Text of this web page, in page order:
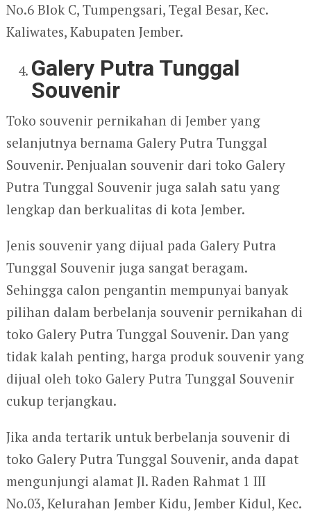
No.6 Blok C, Tumpengsari, Tegal Besar, Kec.
Kaliwates, Kabupaten Jember.
Galery Putra Tunggal
Souvenir
Toko souvenir pernikahan di Jember yang
selanjutnya bernama Galery Putra Tunggal
Souvenir. Penjualan souvenir dari toko Galery
Putra Tunggal Souvenir juga salah satu yang
lengkap dan berkualitas di kota Jember.
Jenis souvenir yang dijual pada Galery Putra
Tunggal Souvenir juga sangat beragam.
Sehingga calon pengantin mempunyai banyak
pilihan dalam berbelanja souvenir pernikahan di
toko Galery Putra Tunggal Souvenir. Dan yang
tidak kalah penting, harga produk souvenir yang
dijual oleh toko Galery Putra Tunggal Souvenir
cukup terjangkau.
Jika anda tertarik untuk berbelanja souvenir di
toko Galery Putra Tunggal Souvenir, anda dapat
mengunjungi alamat Jl. Raden Rahmat 1 III
No.03, Kelurahan Jember Kidu, Jember Kidul, Kec.